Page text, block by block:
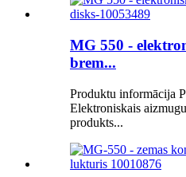
MG 550 -
brem...
Produktu informācija
Elektroniskais
produkts...